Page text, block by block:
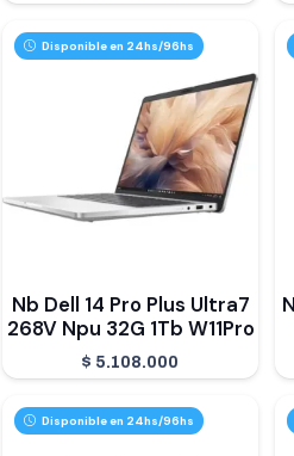
Disponible en 24hs/96hs
Nb Dell 14 Pro Plus Ultra7
268V Npu 32G 1Tb W11Pro
$ 5.108.000
Disponible en 24hs/96hs